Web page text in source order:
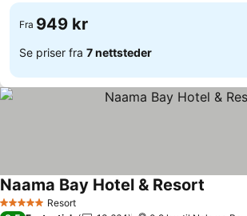
Fra 949 kr
Se priser fra 7 nettsteder
5 Stjerner Resort
Naama Bay Hotel & Resort